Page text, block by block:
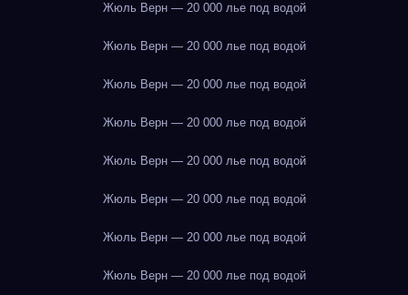
Жюль Верн — 20 000 лье под водой
Жюль Верн — 20 000 лье под водой
Жюль Верн — 20 000 лье под водой
Жюль Верн — 20 000 лье под водой
Жюль Верн — 20 000 лье под водой
Жюль Верн — 20 000 лье под водой
Жюль Верн — 20 000 лье под водой
Жюль Верн — 20 000 лье под водой